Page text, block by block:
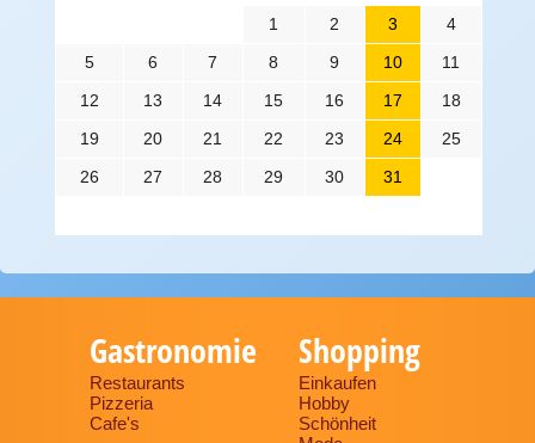
1
2 3
4
5
6 7 8 9 10
11
12
13 14 15 16 17
18
19
20 21 22 23 24
25
26
27 28 29 30 31
Gastronomie
Restaurants
Pizzeria
Cafe's
Shopping
Einkaufen
Hobby
Schönheit